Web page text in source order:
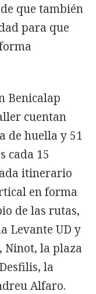
que también
para que
Benicalap
cuentan
de huella y 51
cada 15
itinerario
en forma
de las rutas,
Levante UD y
Ninot, la plaza
la
Alfaro.